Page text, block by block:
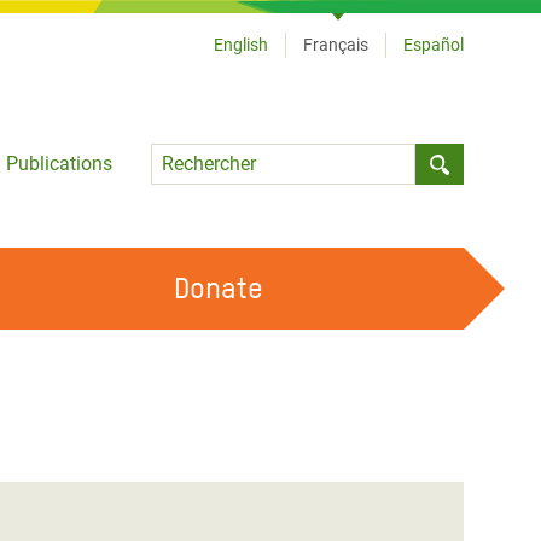
Publications
Language
English Français Español
Donate